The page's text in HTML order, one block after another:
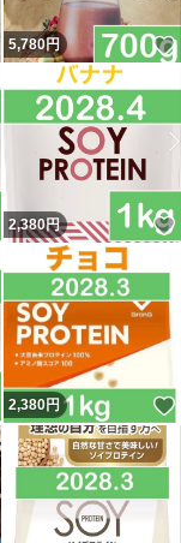
いいね！
5,780円
いいね！
2,380円
いいね！
2,380円